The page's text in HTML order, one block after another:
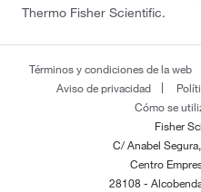
Thermo Fisher Scientific.
Términos y condiciones de la web
Aviso de privacidad
Cómo se
Fisher
C/ Anabel
Centro
28108 -